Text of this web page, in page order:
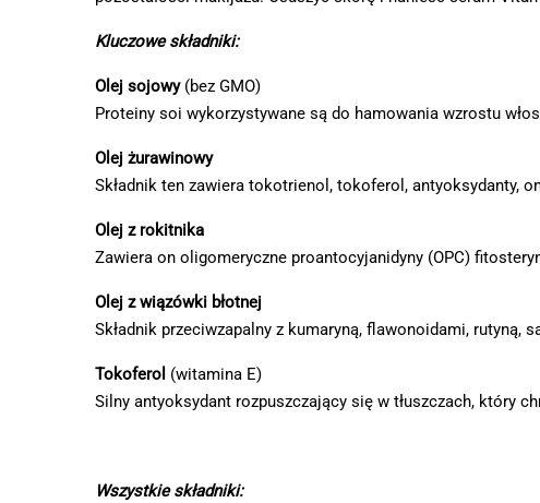
Kluczowe składniki:
Olej sojowy(bez GМО)
Proteiny soi wykorzystywane są do hamowania wzrostu
Olej żurawinowy
Składnik ten zawiera tokotrienol, tokoferol, antyoksydanty,
Olej z rokitnika
Zawiera on oligomeryczne proantocyjanidyny (OPC)
Olej z wiązówki błotnej
Składnik przeciwzapalny z kumaryną, flawonoidami, rutyną,
Тоkoferol (witamina Е)
Silny antyoksydant rozpuszczający się w tłuszczach, który
Wszystkie składniki: